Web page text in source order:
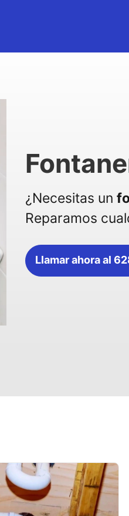
¿Necesitas un
Reparamos
Llamar ahora al